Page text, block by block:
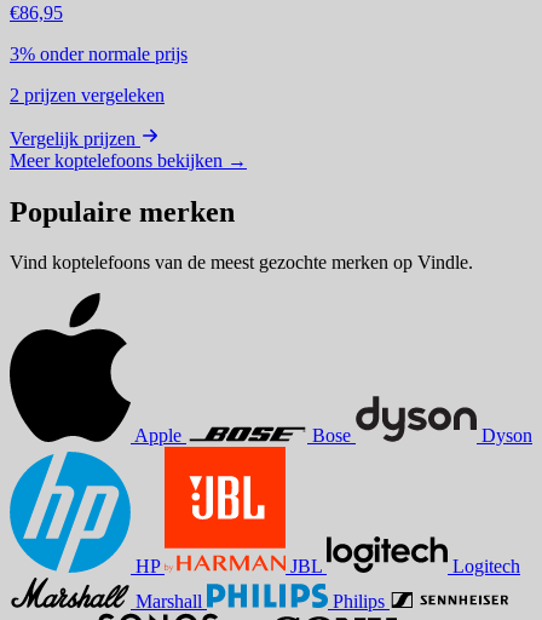
€86,95
3% onder normale prijs
2 prijzen vergeleken
Vergelijk prijzen
Meer koptelefoons bekijken →
Populaire merken
Vind koptelefoons van de meest gezochte merken op Vindle.
Apple Bose Dyson
HP JBL
Logitech
Marshall
Philips